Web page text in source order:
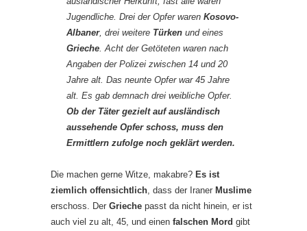
Jugendliche. Drei der Opfer waren Kosovo-
Albaner, drei weitere Türken und eines
Grieche . Acht der Getöteten waren nach
Angaben der Polizei zwischen 14 und 20
Jahre alt. Das neunte Opfer war 45 Jahre
alt. Es gab demnach drei weibliche Opfer.
Ob der Täter gezielt auf ausländisch
aussehende Opfer schoss, muss den
Ermittlern zufolge noch geklärt werden.
Die machen gerne Witze, makabre? Es ist
ziemlich offensichtlich , dass der Iraner Muslime
erschoss. Der Grieche passt da nicht hinein, er ist
auch viel zu alt, 45, und einen falschen Mord gibt